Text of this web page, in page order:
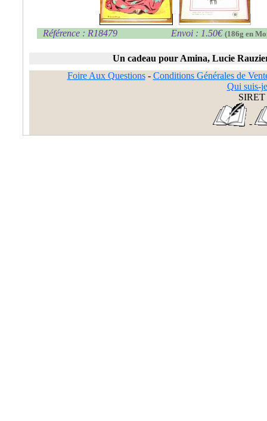
Référence : R18479 Envoi : 1.50€ (186g en
Un cadeau pour Amina, Lucie
Foire Aux Questions- Conditions Générales de
Qui suis-
SIRET
-